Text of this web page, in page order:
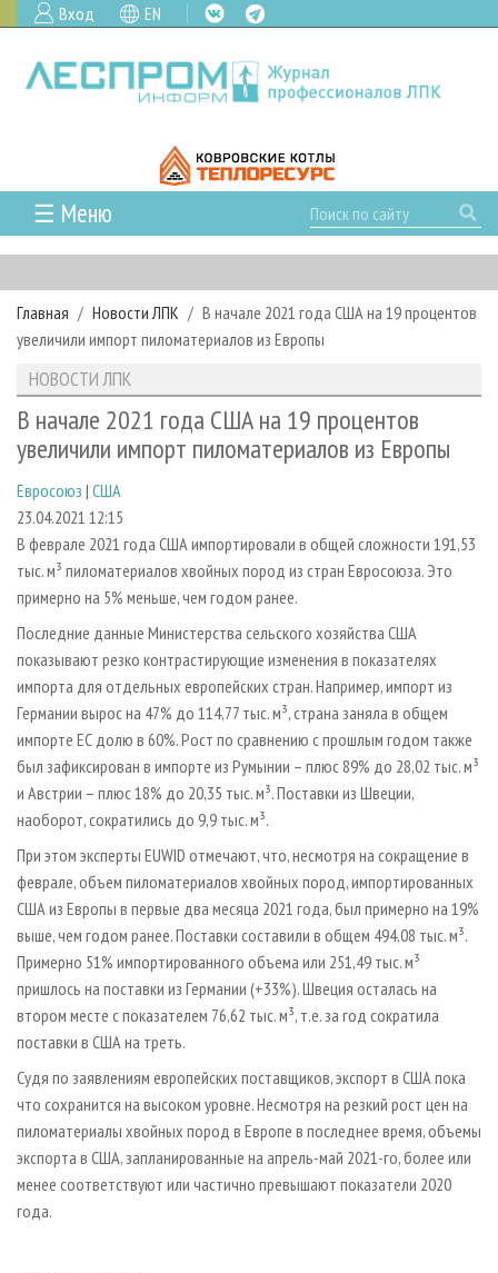
Вход EN
☰ Меню
ГЛАВНАЯ
РУБРИКИ И ТЕМЫ
РУБРИКИ ЖУРНАЛА
ЛЕСОЗАГОТОВКА
ЛЕСОПИЛЕНИЕ
СУШКА ДРЕВЕСИНЫ
ПРОИЗВОДСТВО ДРЕВЕСНЫХ ПЛИТ
ДЕРЕВЯННОЕ ДОМОСТРОЕНИЕ
ПРОИЗВОДСТВО МЕБЕЛИ
БИОЭНЕРГЕТИКА
ЦБП
ИНСТРУМЕНТ И МАТЕРИАЛЫ
НОВОСТИ
НОВОСТИ ЛПК
НОВОСТИ ЖУРНАЛА
ПРОЕКТЫ ЛПИ
АНАЛИТИКА
ПРЕДПРИЯТИЯ ЛПК
ПЕРСОНЫ
МОБИЛЬНЫЕ ВЫСТАВКИ
ОФИЦИАЛЬНЫЕ ДЕЛЕГАЦИИ
ПРИОРИТЕТНЫЕ ИНВЕСТПРОЕКТЫ
RUSSIAN FORESTRY REVIEW
ГАЗЕТА ЛЕСПРОМФОРУМ
БИБЛИОТЕКА СПЕЦИАЛИСТА
АРХИВ ЖУРНАЛОВ
О ЖУРНАЛЕ
ПОДПИСКА
КОНТАКТЫ
РЕКЛАМОДАТЕЛЯМ
РЕКЛАМА
РЕКЛАМА НА САЙТЕ
Главная Новости ЛПК
В начале 2021 года США на 19 процентов
увеличили импорт пиломатериалов из Европы
НОВОСТИ ЛПК
В начале 2021 года США на 19 процентов
увеличили импорт пиломатериалов из Европы
Евросоюз | США
23.04.2021 12:15
В феврале 2021 года США импортировали в общей сложности 191,53
тыс. м³ пиломатериалов хвойных пород из стран Евросоюза. Это
примерно на 5% меньше, чем годом ранее.
Последние данные Министерства сельского хозяйства США
показывают резко контрастирующие изменения в показателях
импорта для отдельных европейских стран. Например, импорт из
Германии вырос на 47% до 114,77 тыс. м³, страна заняла в общем
импорте ЕС долю в 60%. Рост по сравнению с прошлым годом также
был зафиксирован в импорте из Румынии – плюс 89% до 28,02 тыс. м³
и Австрии – плюс 18% до 20,35 тыс. м³. Поставки из Швеции,
наоборот, сократились до 9,9 тыс. м³.
При этом эксперты EUWID отмечают, что, несмотря на сокращение в
феврале, объем пиломатериалов хвойных пород, импортированных
США из Европы в первые два месяца 2021 года, был примерно на 19%
выше, чем годом ранее. Поставки составили в общем 494,08 тыс. м³.
Примерно 51% импортированного объема или 251,49 тыс. м³
пришлось на поставки из Германии (+33%). Швеция осталась на
втором месте с показателем 76,62 тыс. м³, т.е. за год сократила
поставки в США на треть.
Судя по заявлениям европейских поставщиков, экспорт в США пока
что сохранится на высоком уровне. Несмотря на резкий рост цен на
пиломатериалы хвойных пород в Европе в последнее время, объемы
экспорта в США, запланированные на апрель-май 2021-го, более или
менее соответствуют или частично превышают показатели 2020
года.